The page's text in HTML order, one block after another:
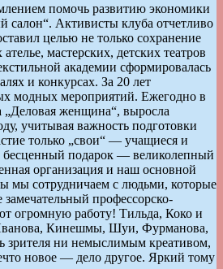
помочь развитию экономики
салон“. Активисты клуба отчетливо
целью не только сохранение
мастерских, детских театров
академии сформировалась
и конкурсах. За 20 лет
модных мероприятий. Ежегодно в
„Деловая женщина“, выросла
учитывая важность подготовки
только „свои“ — учащиеся и
бесценный подарок — великолепный
организация и наш основной
мы сотрудничаем с людьми, которые
профессорско-
огромную работу! Тильда, Коко и
Иванова, Кинешмы, Шуи, Фурманова,
зрителя ни немыслимым креативом,
новое — дело другое. Яркий тому